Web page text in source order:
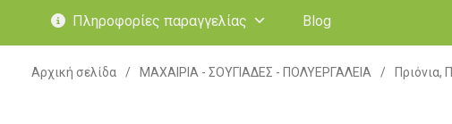
Πληροφορίες παραγγελίας Blog
Αρχική σελίδα / ΜΑΧΑΙΡΙΑ - ΣΟΥΓΙΑΔΕΣ - ΠΟΛΥΕΡΓΑΛΕΙΑ / Πριόνια,